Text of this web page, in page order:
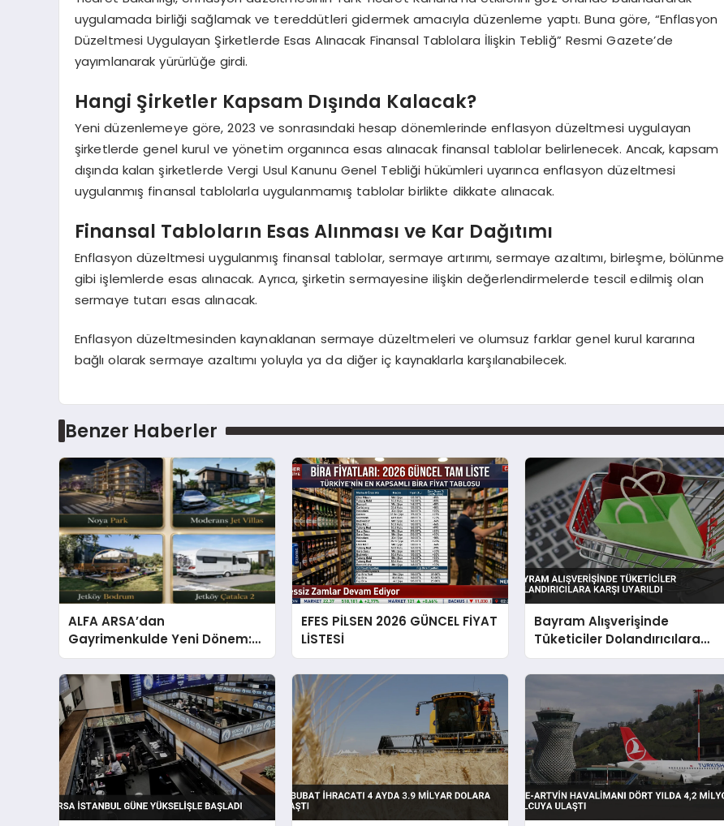
uygulamada birliği sağlamak ve tereddütleri gidermek amacıyla düzenleme yaptı. Buna göre, “Enflasyon
Düzeltmesi Uygulayan Şirketlerde Esas Alınacak Finansal Tablolara İlişkin Tebliğ” Resmi Gazete’de
yayımlanarak yürürlüğe girdi.
Hangi Şirketler Kapsam Dışında Kalacak?
Yeni düzenlemeye göre, 2023 ve sonrasındaki hesap dönemlerinde enflasyon düzeltmesi uygulayan
şirketlerde genel kurul ve yönetim organınca esas alınacak finansal tablolar belirlenecek. Ancak, kapsam
dışında kalan şirketlerde Vergi Usul Kanunu Genel Tebliği hükümleri uyarınca enflasyon düzeltmesi
uygulanmış finansal tablolarla uygulanmamış tablolar birlikte dikkate alınacak.
Finansal Tabloların Esas Alınması ve Kar Dağıtımı
Enflasyon düzeltmesi uygulanmış finansal tablolar, sermaye artırımı, sermaye azaltımı, birleşme, bölünme
gibi işlemlerde esas alınacak. Ayrıca, şirketin sermayesine ilişkin değerlendirmelerde tescil edilmiş olan
sermaye tutarı esas alınacak.
Enflasyon düzeltmesinden kaynaklanan sermaye düzeltmeleri ve olumsuz farklar genel kurul kararına
bağlı olarak sermaye azaltımı yoluyla ya da diğer iç kaynaklarla karşılanabilecek.
Benzer Haberler
ALFA ARSA’dan
Gayrimenkulde Yeni Dönem:
Premium Yaşam ve Yatırım
Fırsatları Bir Arada
EFES PİLSEN 2026 GÜNCEL FİYAT
LİSTESİ
Bayram Alışverişinde
Tüketiciler Dolandırıcılara
Karşı Uyarıldı